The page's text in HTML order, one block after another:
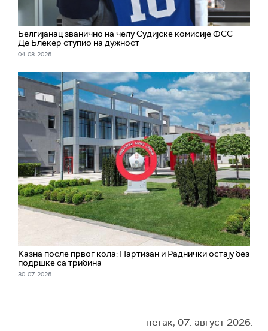
Белгијанац званично на челу Судијске комисије ФСС –
Де Блекер ступио на дужност
04. 08. 2026.
Казна после првог кола: Партизан и Раднички остају без
подршке са трибина
30. 07. 2026.
петак, 07. август 2026.